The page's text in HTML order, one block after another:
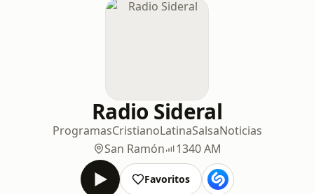
Radio Sideral
ProgramasCristianoLatinaSalsaNoticias
San Ramón
1340 AM
Favoritos